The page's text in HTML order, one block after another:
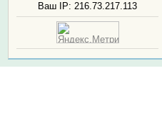
Ваш IP: 216.73.217.113